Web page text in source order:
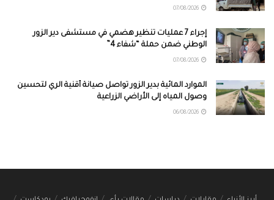
إجراء 7 عمليات تنظير هضمي في مستشفى دير الزور
الوطني ضمن حملة “شفاء 4”
الموارد المائية بدير الزور تواصل صيانة أقنية الري لتحسين
وصول المياه إلى الأراضي الزراعية